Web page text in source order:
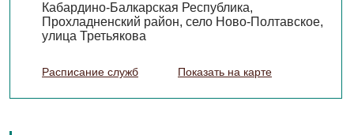
Кабардино-Балкарская Республика,
Прохладненский район, село Ново-Полтавское,
улица Третьякова
Расписание служб Показать на карте